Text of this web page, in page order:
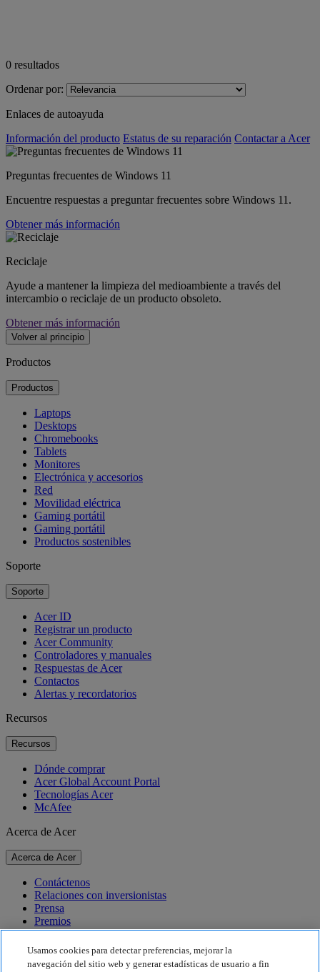
0 resultados
Ordenar por:
Enlaces de autoayuda
Información del producto Estatus de su reparación Contactar a Acer
Preguntas frecuentes de Windows 11
Encuentre respuestas a preguntar frecuentes sobre Windows 11.
Obtener más información
Reciclaje
Ayude a mantener la limpieza del medioambiente a través del
intercambio o reciclaje de un producto obsoleto.
Obtener más información
Volver al principio
Productos
Productos
Laptops
Desktops
Chromebooks
Tablets
Monitores
Electrónica y accesorios
Red
Movilidad eléctrica
Gaming portátil
Gaming portátil
Productos sostenibles
Soporte
Soporte
Acer ID
Registrar un producto
Acer Community
Controladores y manuales
Respuestas de Acer
Contactos
Alertas y recordatorios
Recursos
Recursos
Dónde comprar
Acer Global Account Portal
Tecnologías Acer
McAfee
Acerca de Acer
Acerca de Acer
Contáctenos
Relaciones con inversionistas
Prensa
Premios
Eventos
Sostenibilidad
Usamos cookies para detectar preferencias, mejorar la
navegación del sitio web y generar estadísticas de usuario a fin